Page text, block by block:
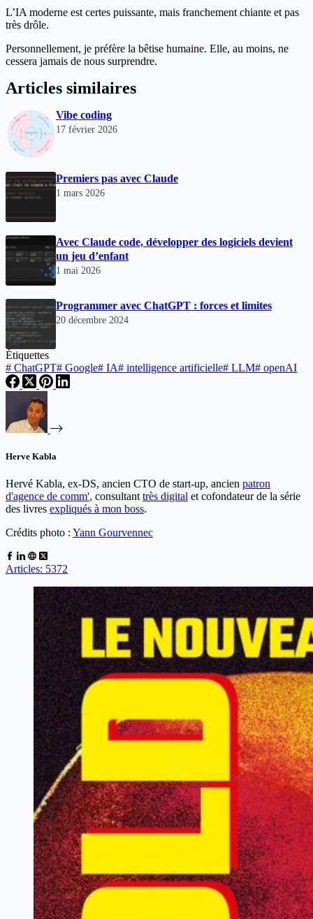
L’IA moderne est certes puissante, mais franchement chiante et pas
très drôle.
Personnellement, je préfère la bêtise humaine. Elle, au moins, ne
cessera jamais de nous surprendre.
Articles similaires
Vibe coding
17 février 2026
Premiers pas avec Claude
1 mars 2026
Avec Claude code, développer des logiciels devient
un jeu d’enfant
1 mai 2026
Programmer avec ChatGPT : forces et limites
20 décembre 2024
Étiquettes
# ChatGPT# Google# IA# intelligence artificielle# LLM# openAI
Herve Kabla
Hervé Kabla, ex-DS, ancien CTO de start-up, ancien patron
d'agence de comm', consultanttrès digital et cofondateur de la série
des livres expliqués à mon boss.
Crédits photo : Yann Gourvennec
Articles: 5372